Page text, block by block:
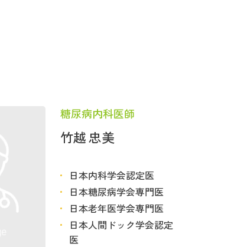
糖尿病内科医師
竹越 忠美
日本内科学会認定医
日本糖尿病学会専門医
日本老年医学会専門医
日本人間ドック学会認定
医